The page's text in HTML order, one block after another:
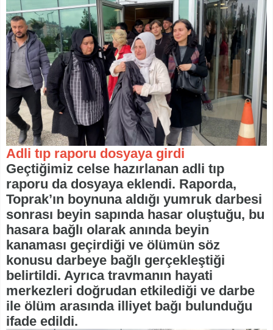
Adli tıp raporu dosyaya girdi
Geçtiğimiz celse hazırlanan adli tıp
raporu da dosyaya eklendi. Raporda,
Toprak’ın boynuna aldığı yumruk darbesi
sonrası beyin sapında hasar oluştuğu, bu
hasara bağlı olarak anında beyin
kanaması geçirdiği ve ölümün söz
konusu darbeye bağlı gerçekleştiği
belirtildi. Ayrıca travmanın hayati
merkezleri doğrudan etkilediği ve darbe
ile ölüm arasında illiyet bağı bulunduğu
ifade edildi.